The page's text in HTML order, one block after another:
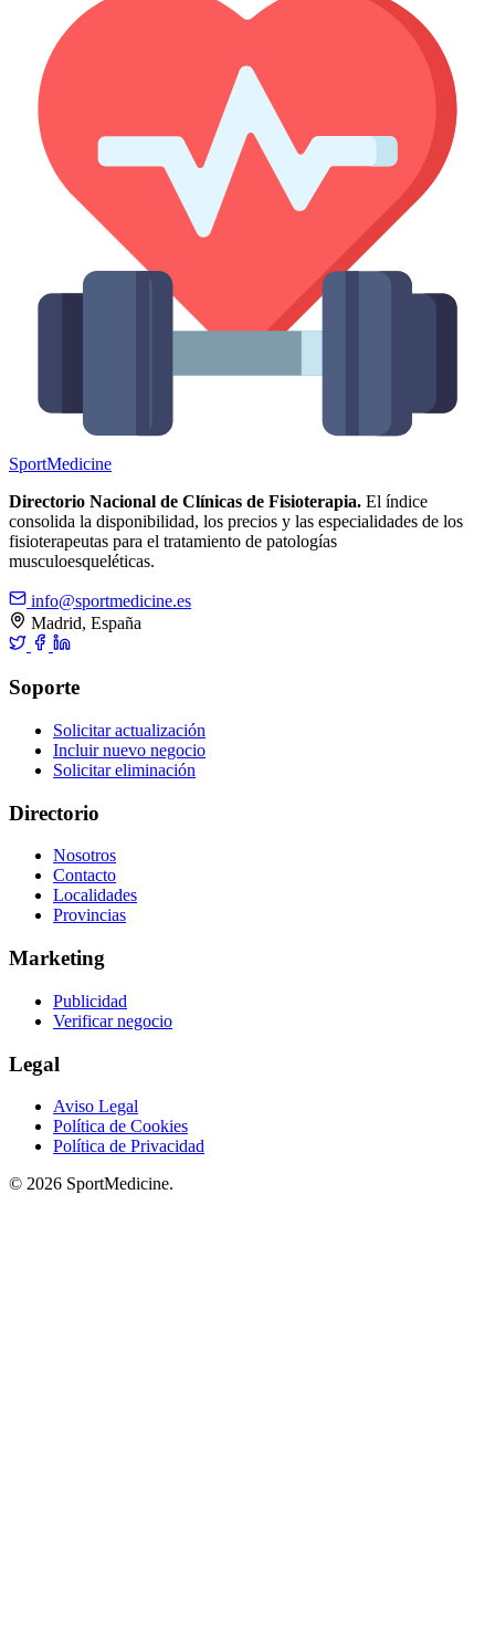
SportMedicine
Directorio Nacional de Clínicas de Fisioterapia. El índice
consolida la disponibilidad, los precios y las especialidades de los
fisioterapeutas para el tratamiento de patologías
musculoesqueléticas.
info@sportmedicine.es
Madrid, España
Soporte
Solicitar actualización
Incluir nuevo negocio
Solicitar eliminación
Directorio
Nosotros
Contacto
Localidades
Provincias
Marketing
Publicidad
Verificar negocio
Legal
Aviso Legal
Política de Cookies
Política de Privacidad
© 2026 SportMedicine.